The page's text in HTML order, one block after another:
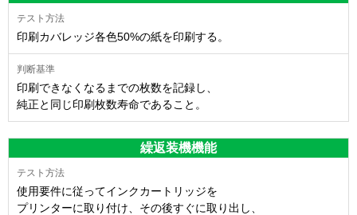
印刷カバレッジ各色50%の紙を印刷する。
印刷できなくなるまでの枚数を記録し、
純正と同じ印刷枚数寿命であること。
繰返装機機能
使用要件に従ってインクカートリッジを
プリンターに取り付け、その後すぐに取り出し、